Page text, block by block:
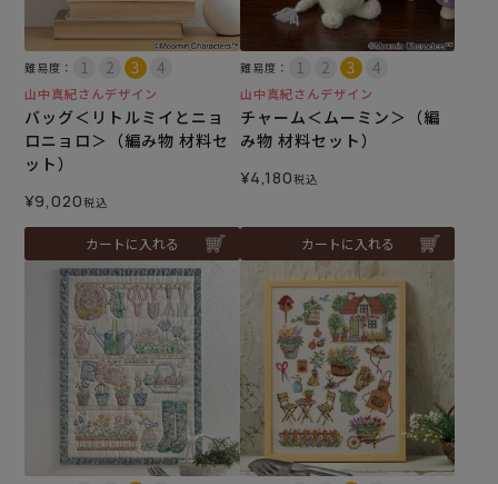
難易度：
山中真紀さんデザイン
バッグ＜リトルミイとニョ
ロニョロ＞（編み物 材料セ
ット）
¥9,020税込
カートに入れる
難易度：
山中真紀さんデザイン
チャーム＜ムーミン＞（編
み物 材料セット）
¥4,180税込
カートに入れる